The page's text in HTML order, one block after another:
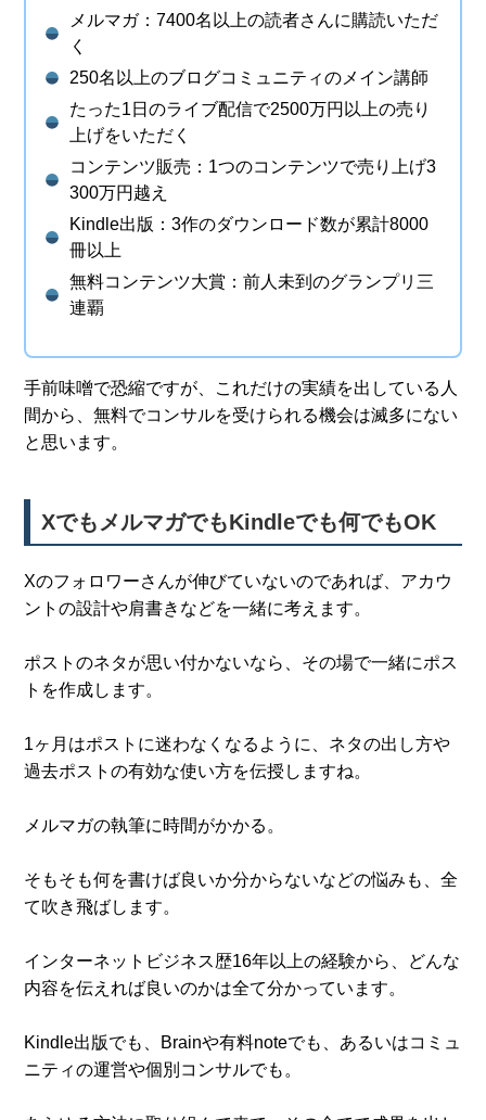
メルマガ：7400名以上の読者さんに購読いただ
く
250名以上のブログコミュニティのメイン講師
たった1日のライブ配信で2500万円以上の売り
上げをいただく
コンテンツ販売：1つのコンテンツで売り上げ3
300万円越え
Kindle出版：3作のダウンロード数が累計8000
冊以上
無料コンテンツ大賞：前人未到のグランプリ三
連覇
手前味噌で恐縮ですが、これだけの実績を出している人
間から、無料でコンサルを受けられる機会は滅多にない
と思います。
XでもメルマガでもKindleでも何でもOK
Xのフォロワーさんが伸びていないのであれば、アカウ
ントの設計や肩書きなどを一緒に考えます。
ポストのネタが思い付かないなら、その場で一緒にポス
トを作成します。
1ヶ月はポストに迷わなくなるように、ネタの出し方や
過去ポストの有効な使い方を伝授しますね。
メルマガの執筆に時間がかかる。
そもそも何を書けば良いか分からないなどの悩みも、全
て吹き飛ばします。
インターネットビジネス歴16年以上の経験から、どんな
内容を伝えれば良いのかは全て分かっています。
Kindle出版でも、Brainや有料noteでも、あるいはコミュ
ニティの運営や個別コンサルでも。